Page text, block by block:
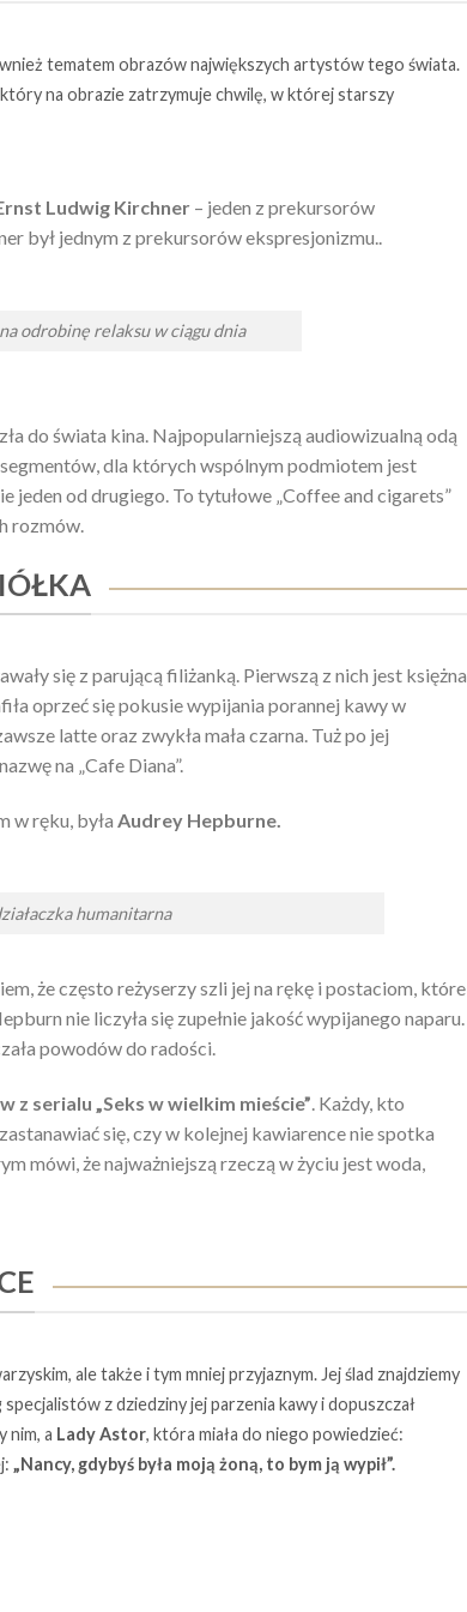
tematem obrazów największych artystów tego świata.
na obrazie zatrzymuje chwilę, w której starszy
Ludwig Kirchner – jeden z prekursorów
był jednym z prekursorów ekspresjonizmu..
odrobinę relaksu w ciągu dnia
do świata kina. Najpopularniejszą audiowizualną odą
segmentów, dla których wspólnym podmiotem jest
od drugiego. To tytułowe „Coffee and cigarets”
rozmów.
się z parującą filiżanką. Pierwszą z nich jest księżna
oprzeć się pokusie wypijania porannej kawy w
latte oraz zwykła mała czarna. Tuż po jej
na „Cafe Diana”.
w ręku, była Audrey Hepburne.
humanitarna
że często reżyserzy szli jej na rękę i postaciom, które
nie liczyła się zupełnie jakość wypijanego naparu.
powodów do radości.
z serialu „Seks w wielkim mieście” . Każdy, kto
się, czy w kolejnej kawiarence nie spotka
mówi, że najważniejszą rzeczą w życiu jest woda,
ale także i tym mniej przyjaznym. Jej ślad znajdziemy
z dziedziny jej parzenia kawy i dopuszczał
nim, a Lady Astor, która miała do niego powiedzieć:
„Nancy, gdybyś była moją żoną, to bym ją wypił”.